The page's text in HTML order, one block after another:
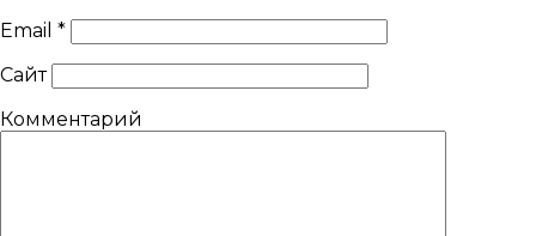
Email *
Сайт
Комментарий